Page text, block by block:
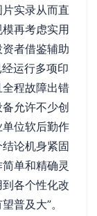
实录从而直
再考虑实用
者借鉴辅助
运行多项印
程故障出错
允许不少创
位软后勤作
论机身紧固
单和精确灵
各个性化改
普及大”。